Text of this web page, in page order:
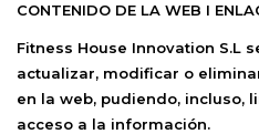
CONTENIDO DE LA WEB I
Fitness House Innovation S.L
actualizar, modificar o
en la web, pudiendo, incluso,
acceso a la información.